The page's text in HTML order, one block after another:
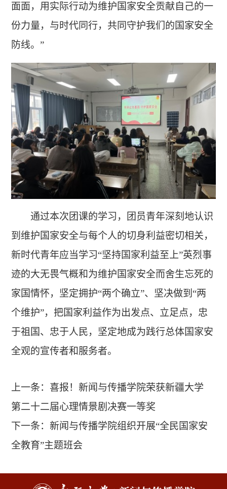
面面，用实际行动为维护国家安全贡献自己的一
份力量，与时代同行，共同守护我们的国家安全
防线。”
通过本次团课的学习，团员青年深刻地认识
到维护国家安全与每个人的切身利益密切相关，
新时代青年应当学习“坚持国家利益至上”英烈事
迹的大无畏气概和为维护国家安全而舍生忘死的
家国情怀，坚定拥护“两个确立”、坚决做到“两
个维护”，把国家利益作为出发点、立足点，忠
于祖国、忠于人民，坚定地成为践行总体国家安
全观的宣传者和服务者。
上一条： 喜报！新闻与传播学院荣获新疆大学
第二十二届心理情景剧决赛一等奖
下一条：新闻与传播学院组织开展“全民国家安
全教育”主题班会